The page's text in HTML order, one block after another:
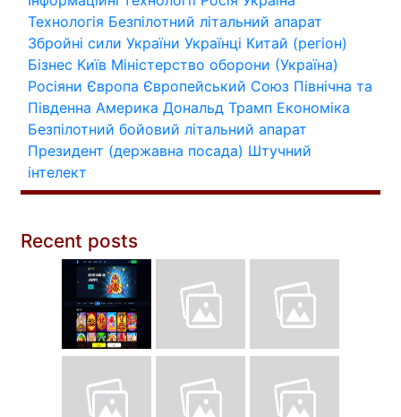
Технологія Безпілотний літальний апарат
Збройні сили України Українці Китай (регіон)
Бізнес Київ Міністерство оборони (Україна)
Росіяни Європа Європейський Союз Північна та
Південна Америка Дональд Трамп Економіка
Безпілотний бойовий літальний апарат
Президент (державна посада) Штучний
інтелект
Recent posts